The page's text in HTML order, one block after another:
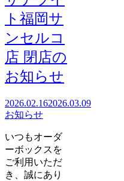
ト福岡サ
ンセルコ
店 閉店の
お知らせ
2026.02.162026.03.09
お知らせ
いつもオーダ
ーボックスを
ご利用いただ
き、誠にあり